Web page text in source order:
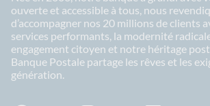
ouverte et accessible à tous, nous
d’accompagner nos 20 millions de clients
services performants, la modernité
engagement citoyen et notre héritage
Banque Postale partage les rêves et les
génération.